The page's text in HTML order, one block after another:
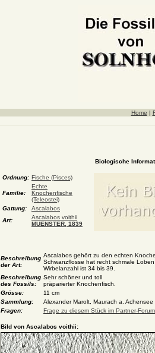
Home |
Biologische
Ordnung: Fische (Pisces)
Familie:
Echte
Knochenfische
(Teleostei)
Gattung:
Ascalabos
Art:
Ascalabos voithii
MUENSTER, 1839
Beschreibung
der Art:
Ascalabos gehört zu den echten
Schwanzflosse hat recht schmale
Wirbelanzahl ist 34 bis 39.
Beschreibung
des Fossils:
Sehr schöner und toll
präparierter Knochenfisch.
Grösse:
11 cm
Sammlung:
Alexander Marolt, Maurach a. Achensee
Fragen:
Frage zu diesem Stück im Partner-
Bild von Ascalabos voithii: